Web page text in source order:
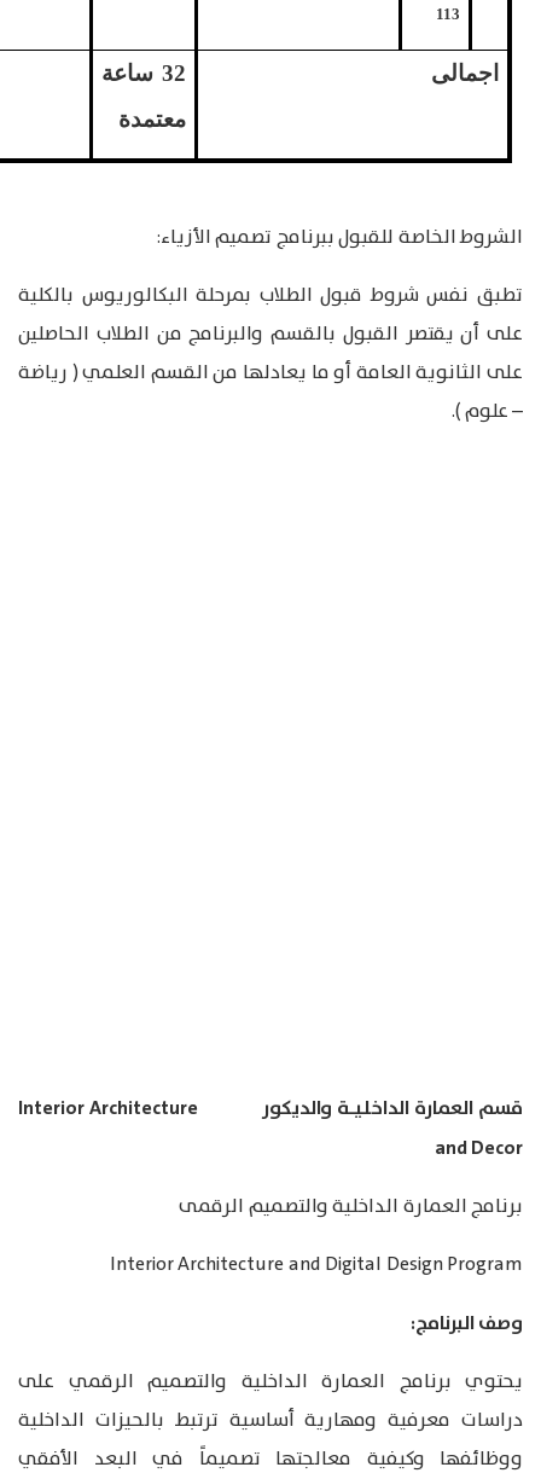
113
اجمالى 32 ساعة
معتمدة
الشروط الخاصة للقبول ببرنامج تصميم الأزياء:
تطبق نفس شروط قبول الطلاب بمرحلة البكالوريوس بالكلية
على أن يقتصر القبول بالقسم والبرنامج من الطلاب الحاصلين
على الثانوية العامة أو ما يعادلها من القسم العلمي ( رياضة
– علوم ).
قسم العمارة الداخليـة والديكور Interior Architecture
and Decor
برنامج العمارة الداخلية والتصميم الرقمى
Interior Architecture and Digital Design Program
وصف البرنامج:
يحتوي برنامج العمارة الداخلية والتصميم الرقمي على
دراسات معرفية ومهارية أساسية ترتبط بالحيزات الداخلية
ووظائفها وكيفية معالجتها تصميماً في البعد الأفقي